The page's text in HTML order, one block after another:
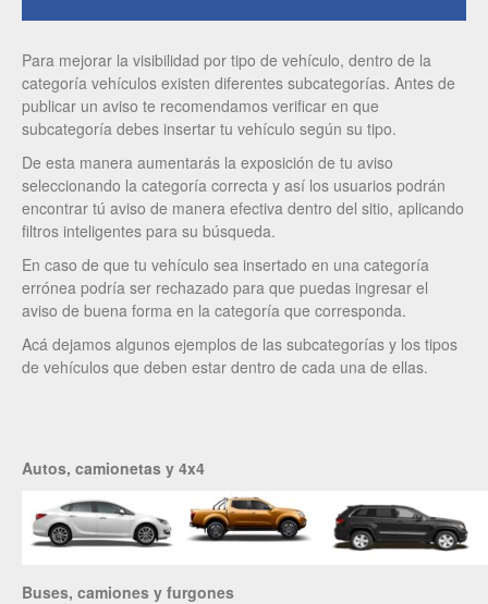
Para mejorar la visibilidad por tipo de vehículo, dentro de la
categoría vehículos existen diferentes subcategorías. Antes de
publicar un aviso te recomendamos verificar en que
subcategoría debes insertar tu vehículo según su tipo.
De esta manera aumentarás la exposición de tu aviso
seleccionando la categoría correcta y así los usuarios podrán
encontrar tú aviso de manera efectiva dentro del sitio, aplicando
filtros inteligentes para su búsqueda.
En caso de que tu vehículo sea insertado en una categoría
errónea podría ser rechazado para que puedas ingresar el
aviso de buena forma en la categoría que corresponda.
Acá dejamos algunos ejemplos de las subcategorías y los tipos
de vehículos que deben estar dentro de cada una de ellas.
Autos, camionetas y 4x4
Buses, camiones y furgones